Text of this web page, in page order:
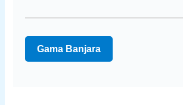
Gama Banjara